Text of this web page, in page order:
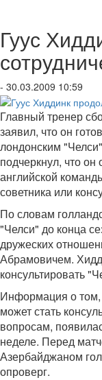
Гуус
- 30.03.2009 10:59
Главный тренер
заявил, что он
лондонским
подчеркнул, что он
английской
советника или
По словам
"Челси" до конца
дружеских
Абрамовичем.
консультировать
Информация о том,
может стать
вопросам,
неделе. Перед
Азербайджаном
опроверг.